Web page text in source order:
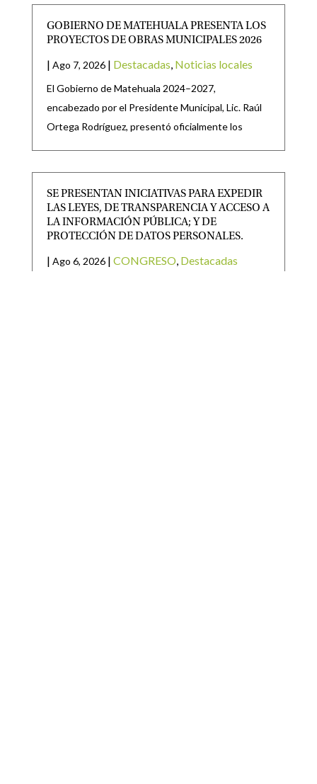
GOBIERNO DE MATEHUALA PRESENTA LOS
PROYECTOS DE OBRAS MUNICIPALES 2026
| Ago 7, 2026 | Destacadas Noticias locales
El Gobierno de Matehuala 2024–2027,
encabezado por el Presidente Municipal, Lic. Raúl
Ortega Rodríguez, presentó oficialmente los
SE PRESENTAN INICIATIVAS PARA EXPEDIR
LAS LEYES, DE TRANSPARENCIA Y ACCESO A
LA INFORMACIÓN PÚBLICA; Y DE
PROTECCIÓN DE DATOS PERSONALES.
| Ago 6, 2026 | CONGRESO Destacadas